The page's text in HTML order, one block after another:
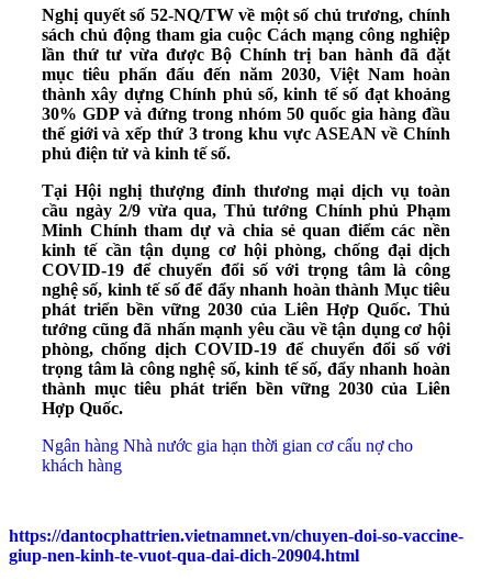
Nghị quyết số 52-NQ/TW về một số chủ trương, chính
sách chủ động tham gia cuộc Cách mạng công nghiệp
lần thứ tư vừa được Bộ Chính trị ban hành đã đặt
mục tiêu phấn đấu đến năm 2030, Việt Nam hoàn
thành xây dựng Chính phủ số, kinh tế số đạt khoảng
30% GDP và đứng trong nhóm 50 quốc gia hàng đầu
thế giới và xếp thứ 3 trong khu vực ASEAN về Chính
phủ điện tử và kinh tế số.
Tại Hội nghị thượng đỉnh thương mại dịch vụ toàn
cầu ngày 2/9 vừa qua, Thủ tướng Chính phủ Phạm
Minh Chính tham dự và chia sẻ quan điểm các nền
kinh tế cần tận dụng cơ hội phòng, chống đại dịch
COVID-19 để chuyển đổi số với trọng tâm là công
nghệ số, kinh tế số để đẩy nhanh hoàn thành Mục tiêu
phát triển bền vững 2030 của Liên Hợp Quốc. Thủ
tướng cũng đã nhấn mạnh yêu cầu về tận dụng cơ hội
phòng, chống dịch COVID-19 để chuyển đổi số với
trọng tâm là công nghệ số, kinh tế số, đẩy nhanh hoàn
thành mục tiêu phát triển bền vững 2030 của Liên
Hợp Quốc.
Ngân hàng Nhà nước gia hạn thời gian cơ cấu nợ cho
khách hàng
https://dantocphattrien.vietnamnet.vn/chuyen-doi-so-vaccine-
giup-nen-kinh-te-vuot-qua-dai-dich-20904.html